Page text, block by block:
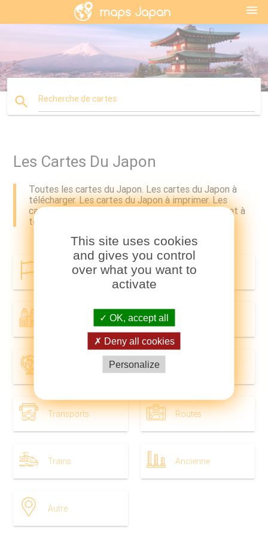
menu
search Recherche de cartes
Les Cartes Du Japon
Toutes les cartes du Japon. Les cartes du Japon à
télécharger. Les cartes du Japon à imprimer. Les
cartes du Japon (Asie de l'est - Asie) à imprimer et à
télécharger.
Régions
Transports Routes
Trains Ancienne
Autre
This site uses cookies
and gives you control
over what you want to
activate
OK, accept all
Deny all cookies
Personalize